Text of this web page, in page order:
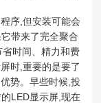
序,但安装可能会
带来了完全聚合
时间、精力和费
时,重要的是要了
势。早些时候,投
LED显示屏,现在